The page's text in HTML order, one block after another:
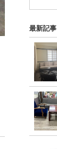
最新記事